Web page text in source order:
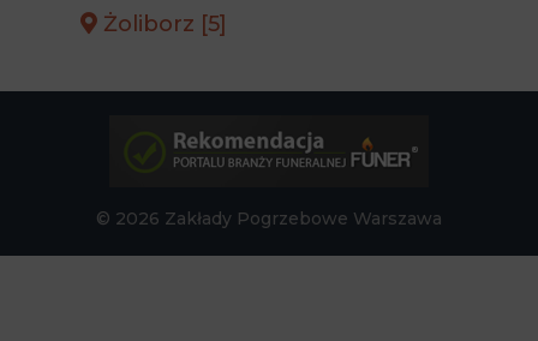
Żoliborz [5]
© 2026 Zakłady Pogrzebowe Warszawa